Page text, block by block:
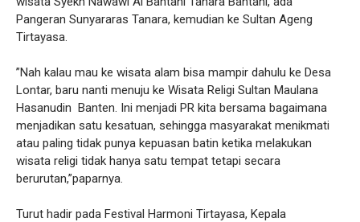
Pangeran Sunyararas Tanara, kemudian ke Sultan Ageng
Tirtayasa.
”Nah kalau mau ke wisata alam bisa mampir dahulu ke Desa
Lontar, baru nanti menuju ke Wisata Religi Sultan Maulana
Hasanudin Banten. Ini menjadi PR kita bersama bagaimana
menjadikan satu kesatuan, sehingga masyarakat menikmati
atau paling tidak punya kepuasan batin ketika melakukan
wisata religi tidak hanya satu tempat tetapi secara
berurutan,”paparnya.
Turut hadir pada Festival Harmoni Tirtayasa, Kepala